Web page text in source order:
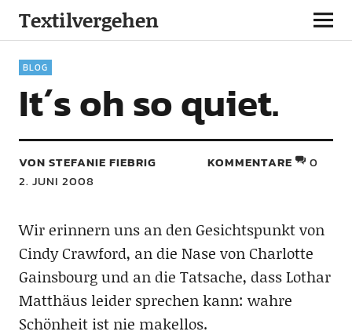
Textilvergehen
BLOG
It´s oh so quiet.
VON STEFANIE FIEBRIG
2. JUNI 2008
KOMMENTARE 0
Wir erinnern uns an den Gesichtspunkt von
Cindy Crawford, an die Nase von Charlotte
Gainsbourg und an die Tatsache, dass Lothar
Matthäus leider sprechen kann: wahre
Schönheit ist nie makellos.